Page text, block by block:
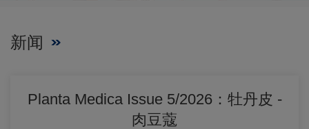
新闻
Planta Medica Issue 5/2026：牡丹皮 -
肉豆蔻